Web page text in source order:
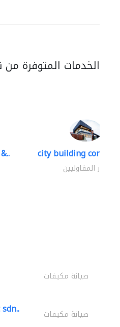
الخدمات المتوفرة
city building
كبار المقاوليين
صيانة مكيفات
صيانة مكيفات